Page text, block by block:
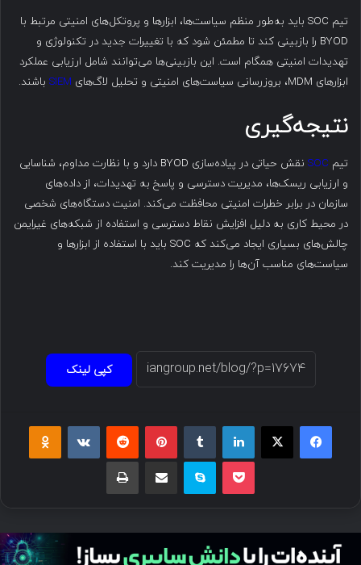
تیم SOC باید به‌طور منظم سیاست‌ها، ابزارها و پروتکل‌های امنیتی مرتبط با
BYOD را بازبینی کند تا مطمئن شود که با تغییرات جدید در تکنولوژی و
تهدیدات امنیتی همگام است. این بازبینی‌ها می‌توانند شامل ارزیابی عملکرد
ابزارهای MDM، بروزرسانی سیاست‌های امنیتی و تحلیل لاگ‌های
SIEM باشند.
نتیجه‌گیری
تیم SOC
نقش حیاتی در پیاده‌سازی BYOD دارد و با نظارت مداوم، شناسایی
و ارزیابی ریسک‌ها، مدیریت دسترسی و پاسخ به تهدیدات، از داده‌های
سازمان در برابر خطرات امنیتی محافظت می‌کند. امنیت دستگاه‌های شخصی
در محیط کاری به دلیل افزایش نقاط دسترسی و استفاده از شبکه‌های غیرایمن
چالش‌های بسیاری ایجاد می‌کند که SOC باید با استفاده از ابزارها و
سیاست‌های مناسب آن‌ها را مدیریت کند.
کپی لینک
فیسبوک ایکس لینکداین پینتریست
پاکت اسکایپ چاپ